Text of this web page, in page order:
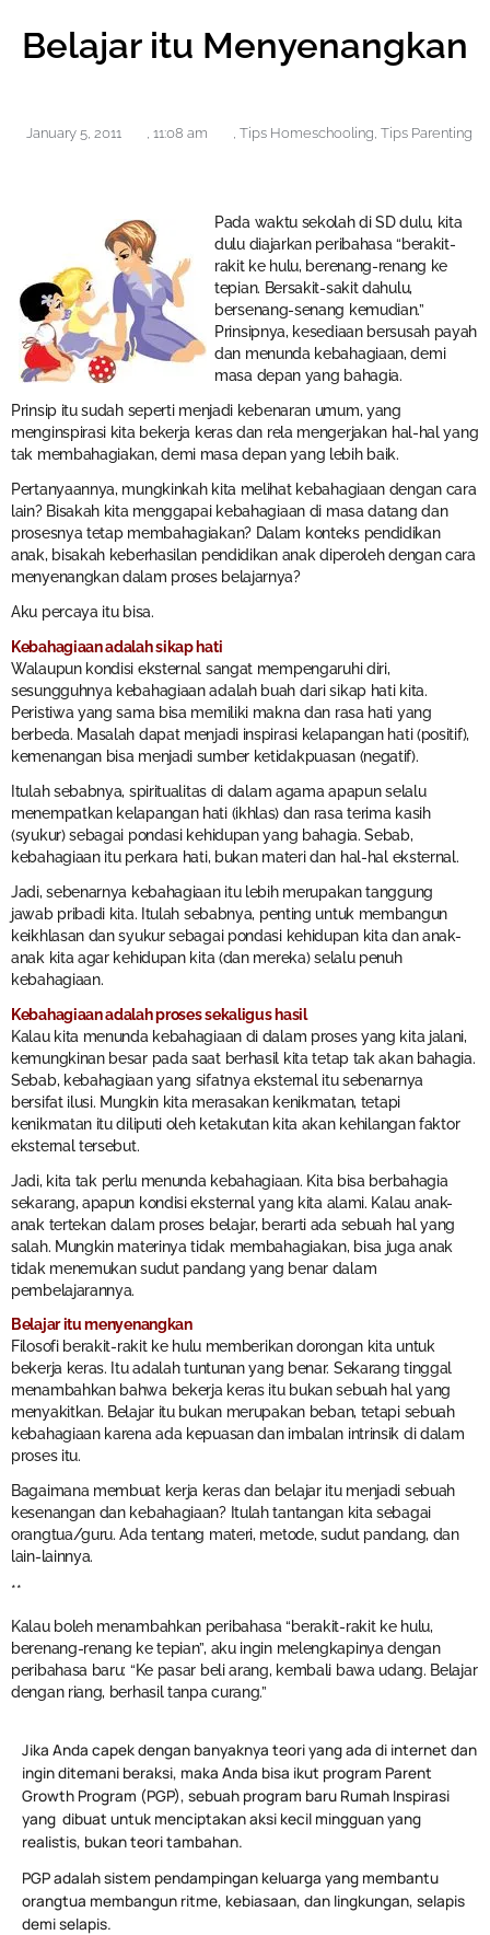
Belajar itu Menyenangkan
January 5, 2011 , 11:08 am , Tips Homeschooling, Tips Parenting
Pada waktu sekolah di SD dulu, kita
dulu diajarkan peribahasa “berakit-
rakit ke hulu, berenang-renang ke
tepian. Bersakit-sakit dahulu,
bersenang-senang kemudian.”
Prinsipnya, kesediaan bersusah payah
dan menunda kebahagiaan, demi
masa depan yang bahagia.
Prinsip itu sudah seperti menjadi kebenaran umum, yang
menginspirasi kita bekerja keras dan rela mengerjakan hal-hal yang
tak membahagiakan, demi masa depan yang lebih baik.
Pertanyaannya, mungkinkah kita melihat kebahagiaan dengan cara
lain? Bisakah kita menggapai kebahagiaan di masa datang dan
prosesnya tetap membahagiakan? Dalam konteks pendidikan
anak, bisakah keberhasilan pendidikan anak diperoleh dengan cara
menyenangkan dalam proses belajarnya?
Aku percaya itu bisa.
Kebahagiaan adalah sikap hati
Walaupun kondisi eksternal sangat mempengaruhi diri,
sesungguhnya kebahagiaan adalah buah dari sikap hati kita.
Peristiwa yang sama bisa memiliki makna dan rasa hati yang
berbeda. Masalah dapat menjadi inspirasi kelapangan hati (positif),
kemenangan bisa menjadi sumber ketidakpuasan (negatif).
Itulah sebabnya, spiritualitas di dalam agama apapun selalu
menempatkan kelapangan hati (ikhlas) dan rasa terima kasih
(syukur) sebagai pondasi kehidupan yang bahagia. Sebab,
kebahagiaan itu perkara hati, bukan materi dan hal-hal eksternal.
Jadi, sebenarnya kebahagiaan itu lebih merupakan tanggung
jawab pribadi kita. Itulah sebabnya, penting untuk membangun
keikhlasan dan syukur sebagai pondasi kehidupan kita dan anak-
anak kita agar kehidupan kita (dan mereka) selalu penuh
kebahagiaan.
Kebahagiaan adalah proses sekaligus hasil
Kalau kita menunda kebahagiaan di dalam proses yang kita jalani,
kemungkinan besar pada saat berhasil kita tetap tak akan bahagia.
Sebab, kebahagiaan yang sifatnya eksternal itu sebenarnya
bersifat ilusi. Mungkin kita merasakan kenikmatan, tetapi
kenikmatan itu diliputi oleh ketakutan kita akan kehilangan faktor
eksternal tersebut.
Jadi, kita tak perlu menunda kebahagiaan. Kita bisa berbahagia
sekarang, apapun kondisi eksternal yang kita alami. Kalau anak-
anak tertekan dalam proses belajar, berarti ada sebuah hal yang
salah. Mungkin materinya tidak membahagiakan, bisa juga anak
tidak menemukan sudut pandang yang benar dalam
pembelajarannya.
Belajar itu menyenangkan
Filosofi berakit-rakit ke hulu memberikan dorongan kita untuk
bekerja keras. Itu adalah tuntunan yang benar. Sekarang tinggal
menambahkan bahwa bekerja keras itu bukan sebuah hal yang
menyakitkan. Belajar itu bukan merupakan beban, tetapi sebuah
kebahagiaan karena ada kepuasan dan imbalan intrinsik di dalam
proses itu.
Bagaimana membuat kerja keras dan belajar itu menjadi sebuah
kesenangan dan kebahagiaan? Itulah tantangan kita sebagai
orangtua/guru. Ada tentang materi, metode, sudut pandang, dan
lain-lainnya.
**
Kalau boleh menambahkan peribahasa “berakit-rakit ke hulu,
berenang-renang ke tepian”, aku ingin melengkapinya dengan
peribahasa baru: “Ke pasar beli arang, kembali bawa udang. Belajar
dengan riang, berhasil tanpa curang.”
Jika Anda capek dengan banyaknya teori yang ada di internet dan
ingin ditemani beraksi, maka Anda bisa ikut program Parent
Growth Program (PGP), sebuah program baru Rumah Inspirasi
yang dibuat untuk menciptakan aksi kecil mingguan yang
realistis, bukan teori tambahan.
PGP adalah sistem pendampingan keluarga yang membantu
orangtua membangun ritme, kebiasaan, dan lingkungan, selapis
demi selapis.